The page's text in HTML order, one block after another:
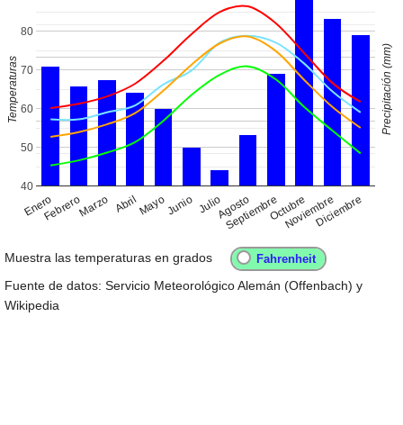
EneroFebreroMarzo AbrilMayoJunio JulioAgosto
SeptiembreOctubre
NoviembreDiciembre
40
50
60
70
80
Temperaturas Precipitación (mm)
Muestra las temperaturas en grados
Fuente de datos: Servicio Meteorológico Alemán (Offenbach) y
Wikipedia